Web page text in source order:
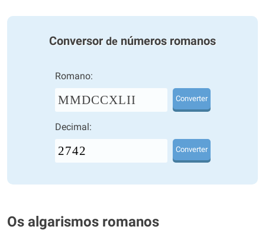
Conversor de números romanos
Romano:
MMDCCXLII Converter
Decimal:
Converter
Os algarismos romanos